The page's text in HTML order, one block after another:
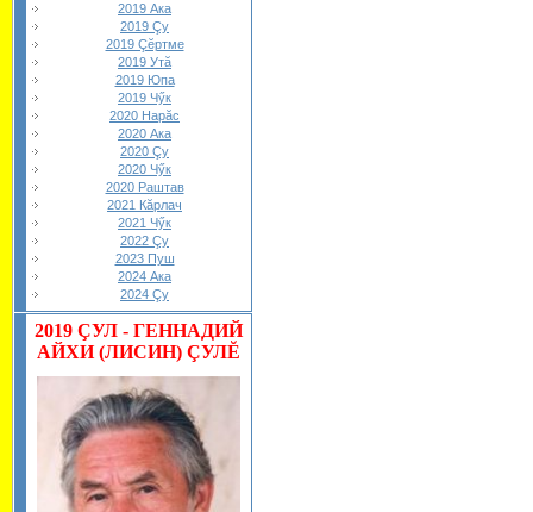
2019 Ака
2019 Çу
2019 Çĕртме
2019 Утă
2019 Юпа
2019 Чӳк
2020 Нарăс
2020 Ака
2020 Çу
2020 Чӳк
2020 Раштав
2021 Кăрлач
2021 Чӳк
2022 Çу
2023 Пуш
2024 Ака
2024 Çу
2019 ÇУЛ - ГЕННАДИЙ
АЙХИ (ЛИСИН) ÇУЛĔ